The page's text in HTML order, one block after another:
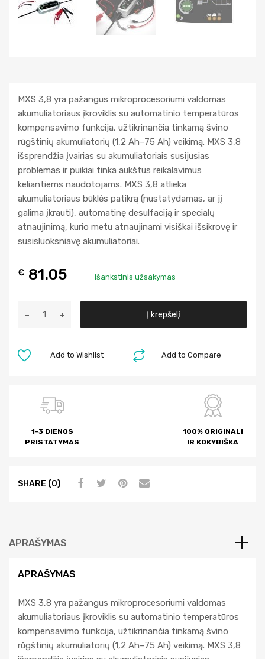
MXS 3,8 yra pažangus mikroprocesoriumi valdomas
akumuliatoriaus įkroviklis su automatinio temperatūros
kompensavimo funkcija, užtikrinančia tinkamą švino
rūgštinių akumuliatorių (1,2 Ah–75 Ah) veikimą. MXS 3,8
išsprendžia įvairias su akumuliatoriais susijusias
problemas ir puikiai tinka aukštus reikalavimus
keliantiems naudotojams. MXS 3,8 atlieka
akumuliatoriaus būklės patikrą (nustatydamas, ar jį
galima įkrauti), automatinę desulfaciją ir specialų
atnaujinimą, kurio metu atnaujinami visiškai išsikrovę ir
susisluoksniavę akumuliatoriai.
€ 81.05 Išankstinis užsakymas
Į krepšelį
Add to Compare
Add to Wishlist
1-3 DIENOS
PRISTATYMAS
100% ORIGINALI
IR KOKYBIŠKA
SHARE (0)
APRAŠYMAS
APRAŠYMAS
MXS 3,8 yra pažangus mikroprocesoriumi valdomas
akumuliatoriaus įkroviklis su automatinio temperatūros
kompensavimo funkcija, užtikrinančia tinkamą švino
rūgštinių akumuliatorių (1,2 Ah–75 Ah) veikimą. MXS 3,8